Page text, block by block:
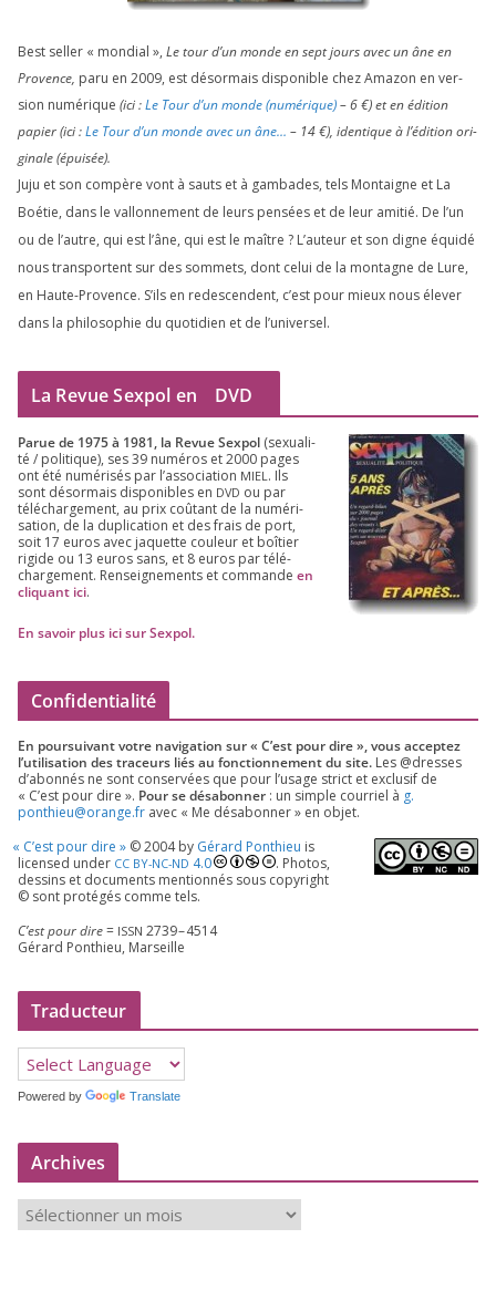
Best sel­ler « mon­dial », Le tour d’un monde en sept jours avec un âne en
Provence, paru en 2009, est désor­mais dis­po­nible chez Amazon en ver­
sion numé­rique (ici :Le Tour d’un monde (numé­rique)–6€) et en édi­tion
papier (ici :Le Tour d’un monde avec un âne… – 14€), iden­tique à l’é­di­tion ori­
gi­nale (épui­sée).
Juju et son com­père vont à sauts et à gam­bades, tels Montaigne et La
Boétie, dans le val­lon­ne­ment de leurs pen­sées et de leur ami­tié. De l’un
ou de l’autre, qui est l’âne, qui est le maître ? L’auteur et son digne équi­dé
nous trans­portent sur des som­mets, dont celui de la mon­tagne de Lure,
en Haute-Provence. S’ils en redes­cendent, c’est pour mieux nous éle­ver
dans la phi­lo­so­phie du quo­ti­dien et de l’universel.
La Revue Sexpol en DVD
Parue de 1975à 1981, la Revue Sex­pol (sexua­li­
té /​ poli­tique), ses39 numé­ros et2000 pages
ont été numé­ri­sés par l’as­so­cia­tion MIEL . Ils
sont désor­mais dis­po­nibles en DVD ou par
télé­char­ge­ment, au prix coû­tant de la numé­ri­
sa­tion, de la dupli­ca­tion et des frais de port,
soit 17 euros avec jaquette cou­leur et boî­tier
rigide ou 13 euros sans, et 8 euros par télé­
char­ge­ment. Ren­sei­gne­ments et com­mande en
cli­quant ici.
En savoir plus ici sur Sexpol.
Confidentialité
En pour­sui­vant votre navi­ga­tion sur « C’est pour dire », vous accep­tez
l’utilisation des tra­ceurs liés au fonc­tion­ne­ment du site. Les @dresses
d’a­bon­nés ne sont conser­vées que pour l’u­sage strict et exclu­sif de
« C’est pour dire ». Pour se désa­bon­ner : un simple cour­riel à g.​
ponthieu@​orange.​fr avec « Me désa­bon­ner » en objet.
« C’est pour dire » ©2004by Gérard Ponthieu is
licen­sed under CC BY-NC-ND 4.0
. Photos,
des­sins et docu­ments men­tion­nés sous copy­right
© sont pro­té­gés comme tels.
C’est pour dire= ISSN 2739–4514
Gérard Ponthieu, Marseille
Traducteur
Powered by Translate
Archives
r